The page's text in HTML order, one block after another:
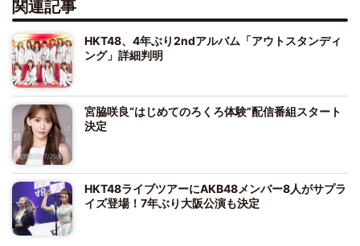
関連記事
HKT48、4年ぶり2ndアルバム「アウトスタンディ
ング」詳細判明
宮脇咲良“はじめてのろくろ体験”配信番組スタート
決定
HKT48ライブツアーにAKB48メンバー8人がサプラ
イズ登場！7年ぶり大阪公演も決定